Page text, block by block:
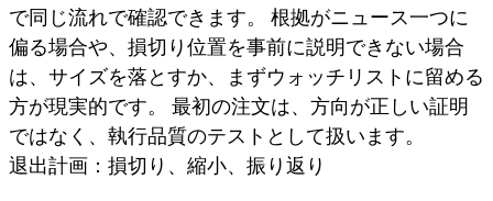
で同じ流れで確認できます。 根拠がニュース一つに
偏る場合や、損切り位置を事前に説明できない場合
は、サイズを落とすか、まずウォッチリストに留める
方が現実的です。 最初の注文は、方向が正しい証明
ではなく、執行品質のテストとして扱います。
退出計画：損切り、縮小、振り返り